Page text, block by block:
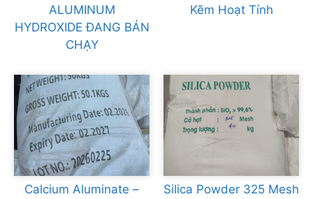
ALUMINUM
HYDROXIDE ĐANG BÁN
CHẠY
Kẽm Hoạt Tính
Calcium Aluminate –
Silica Powder 325 Mesh